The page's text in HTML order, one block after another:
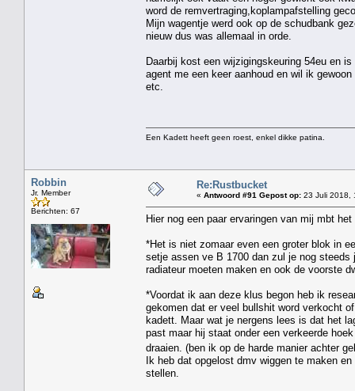
word de remvertraging,koplampafstelling
Mijn wagentje werd ook op de schudbank
nieuw dus was allemaal in orde.
Daarbij kost een wijzigingskeuring 54eu en
agent me een keer aanhoud en wil ik
etc.
Een Kadett heeft geen roest, enkel dikke patina.
Robbin
Jr. Member
Berichten: 67
Re:Rustbucket
« Antwoord #91 Gepost op: 23 Juli 2018,
Hier nog een paar ervaringen van mij mbt
*Het is niet zomaar even een groter blok in
setje assen ve B 1700 dan zul je nog steeds
radiateur moeten maken en ook de voorste
*Voordat ik aan deze klus begon heb ik
gekomen dat er veel bullshit word verkocht
kadett. Maar wat je nergens lees is dat het
past maar hij staat onder een verkeerde
draaien. (ben ik op de harde manier achter
Ik heb dat opgelost dmv wiggen te maken
stellen.